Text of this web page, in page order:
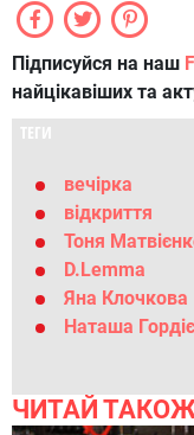
Підписуйся на наш
найцікавіших та
ТЕГИ
вечірка
відкриття
Тоня
D.Lemma
Яна Клочкова
Наташа
ЧИТАЙ